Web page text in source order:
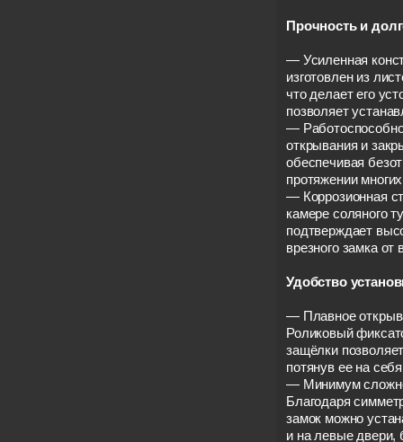
Прочность и
— Усиленная
изготовлен из
что делает его
позволяет
—
открывания и
обеспечивая
протяжении
— Коррозионная
камере соляного
подтверждает
врезного замка от
Удобство
— Плавное
Роликовый
защёлки
потянув ее на
— Минимум
Благодаря
замок можно
и на левые двери,